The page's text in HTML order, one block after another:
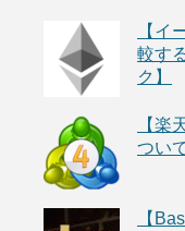
【イ
較す
ク】
【楽
つい
【